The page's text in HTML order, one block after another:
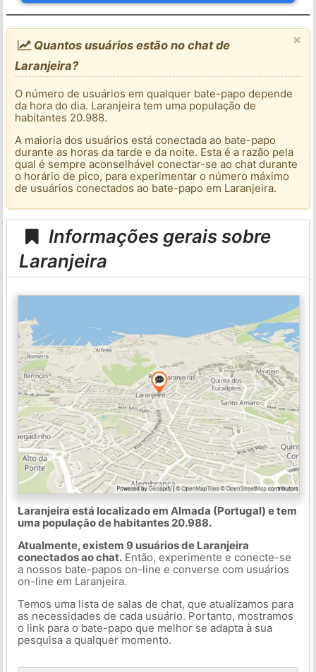
×
Quantos usuários estão no chat de
Laranjeira?
O número de usuários em qualquer bate-papo depende
da hora do dia. Laranjeira tem uma população de
habitantes 20.988.
A maioria dos usuários está conectada ao bate-papo
durante as horas da tarde e da noite. Esta é a razão pela
qual é sempre aconselhável conectar-se ao chat durante
o horário de pico, para experimentar o número máximo
de usuários conectados ao bate-papo em Laranjeira.
Informações gerais sobre
Laranjeira
Laranjeira está localizado em Almada (Portugal) e tem
uma população de habitantes 20.988.
Atualmente, existem 9 usuários de Laranjeira
conectados ao chat.Então, experimente e conecte-se
a nossos bate-papos on-line e converse com usuários
on-line em Laranjeira.
Temos uma lista de salas de chat, que atualizamos para
as necessidades de cada usuário. Portanto, mostramos
o link para o bate-papo que melhor se adapta à sua
pesquisa a qualquer momento.